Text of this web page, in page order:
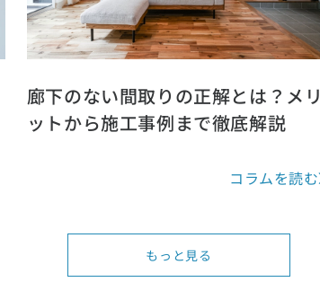
廊下のない間取りの正解とは？メリ
ットから施工事例まで徹底解説
コラムを読む
もっと見る